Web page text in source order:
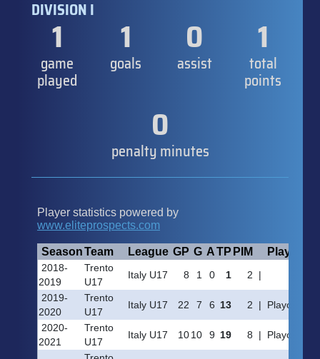
DIVISION I
1
game
played
1
goals
0
assist
1
total
points
0
penalty minutes